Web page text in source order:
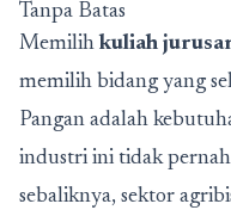
Tanpa Batas
Memilih kuliah
memilih bidang yang
Pangan adalah
industri ini tidak
sebaliknya, sektor